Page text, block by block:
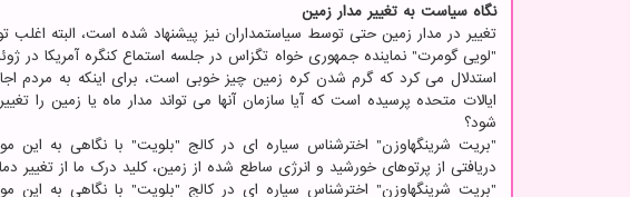
نگاه سیاست به تغییر مدار زمین
تغییر در مدار زمین حتی توسط سیاستمداران نیز پیشنهاد شده است، البته
استدلال می کرد که گرم شدن کره زمین چیز خوبی است، برای اینکه به مردم
ایالات متحده پرسیده است که آیا سازمان آنها می تواند مدار ماه یا زمین را
شود؟
"بریت شرینگهاوزن" اخترشناس سیاره ای در کالج "بلویت" با نگاهی به
دریافتی از پرتوهای خورشید و انرژی ساطع شده از زمین، کلید درک ما از تغییر
"بریت شرینگهاوزن" اخترشناس سیاره ای در کالج "بلویت" با نگاهی به